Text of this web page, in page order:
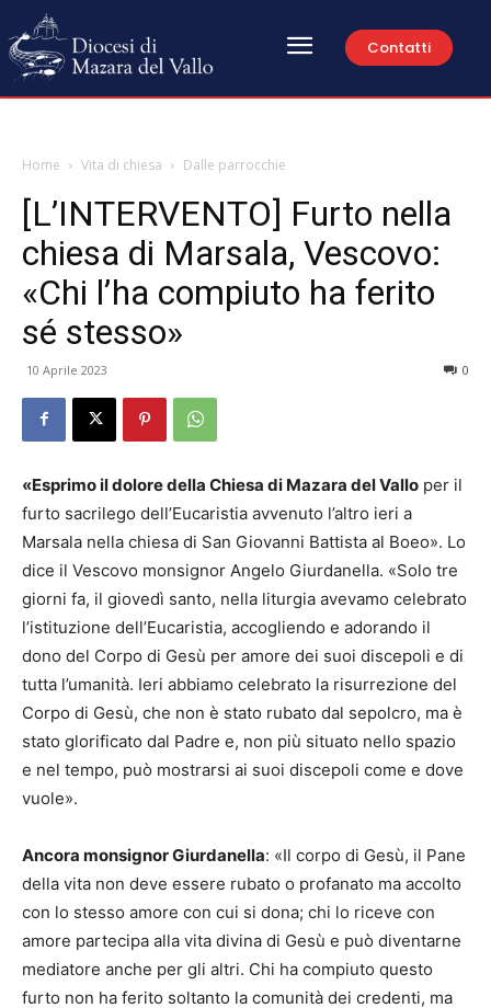
Contatti
Home Vita di chiesa Dalle parrocchie
[L’INTERVENTO] Furto nella
chiesa di Marsala, Vescovo:
«Chi l’ha compiuto ha ferito
sé stesso»
10 Aprile 2023 0
«Esprimo il dolore della Chiesa di Mazara del Vallo per il
furto sacrilego dell’Eucaristia avvenuto l’altro ieri a
Marsala nella chiesa di San Giovanni Battista al Boeo». Lo
dice il Vescovo monsignor Angelo Giurdanella. «Solo tre
giorni fa, il giovedì santo, nella liturgia avevamo celebrato
l’istituzione dell’Eucaristia, accogliendo e adorando il
dono del Corpo di Gesù per amore dei suoi discepoli e di
tutta l’umanità. Ieri abbiamo celebrato la risurrezione del
Corpo di Gesù, che non è stato rubato dal sepolcro, ma è
stato glorificato dal Padre e, non più situato nello spazio
e nel tempo, può mostrarsi ai suoi discepoli come e dove
vuole».
Ancora monsignor Giurdanella: «Il corpo di Gesù, il Pane
della vita non deve essere rubato o profanato ma accolto
con lo stesso amore con cui si dona; chi lo riceve con
amore partecipa alla vita divina di Gesù e può diventarne
mediatore anche per gli altri. Chi ha compiuto questo
furto non ha ferito soltanto la comunità dei credenti, ma